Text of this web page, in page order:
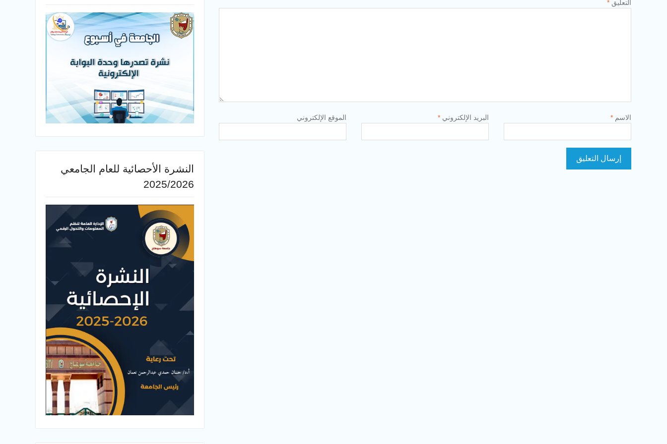
التعليق *
الاسم * البريد الإلكتروني * الموقع الإلكتروني
النشرة الأحصائية للعام الجامعي
2025/2026